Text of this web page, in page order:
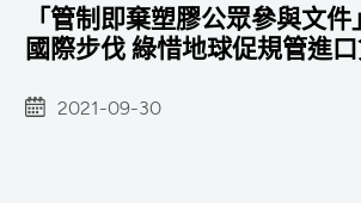
「管制即棄塑膠公眾參與文
國際步伐 綠惜地球促規管進口
2021-09-30